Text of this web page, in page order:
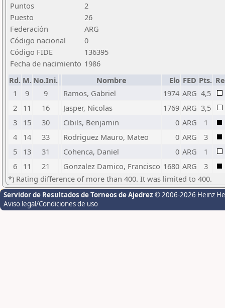
Puntos
2
Puesto
26
Federación
ARG
Código nacional
0
Código FIDE
136395
Fecha de nacimiento 1986
Rd. M. No.Ini. Nombre Elo FED Pts.
1
9 9 Ramos, Gabriel 1974 ARG 4,5
2
11 16 Jasper, Nicolas 1769 ARG 3,5
3
15 30 Cibils, Benjamin 0 ARG
1
4
14 33 Rodriguez Mauro, Mateo 0 ARG
3
5
13 31 Cohenca, Daniel 0 ARG
1
6
11 21 Gonzalez Damico, Francisco 1680 ARG
3
*) Rating difference of more than 400. It was limited to 400.
Servidor de Resultados de Torneos de Ajedrez © 2006-2026 Heinz
Aviso legal/Condiciones de uso